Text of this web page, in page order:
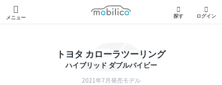
メニュー
モビリコ
探す ログイン
トヨタ カローラツーリング
ハイブリッド ダブルバイビー
2021年7月発売モデル